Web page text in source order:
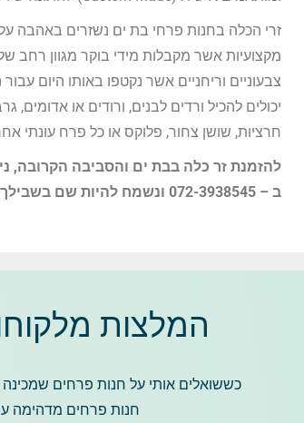
זרי הכלה בחנות פרחי בת ים נשזרים באהבה על
מקצועיות אשר מקבלות מידי בוקר מגוון רחב
צבעוניים וריחניים אשר נקטפו באותו היום
יכולים להכיל ורדים לבנים, ורודים או אדומים,
חרציות, שושן צחור, פלוקס או כל פרח עונתי
להזמנת זר כלה בבת ים והסביבה הקרובה,
ב – 072-3938545 ונשמח להיות שם בשבילך!
המלצות
כששואלים אותי על חנות פרחים
חנות פרחים מדהימה